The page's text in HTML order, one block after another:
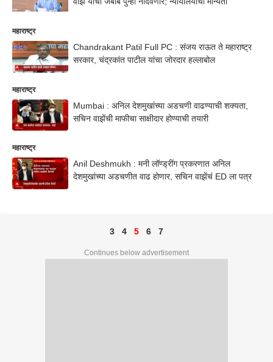
महाराष्ट्र
Chandrakant Patil Full PC : संजय राऊत ते महाराष्ट्र
सरकार, चंद्रकांत पाटील यांचा जोरदार हल्लाबोल
महाराष्ट्र
Mumbai : अनिल देशमुखांच्या अडचणी वाढण्याची शक्यता,
सचिन वाझेंची माफीचा साक्षीदार होण्याची तयारी
महाराष्ट्र
Anil Deshmukh : मनी लॉण्ड्रींग प्रकरणात अनिल
देशमुखांच्या अडचणीत वाढ होणार, सचिन वाझेंचं ED ला पत्र
3 4 5 6 7
Continues below advertisement